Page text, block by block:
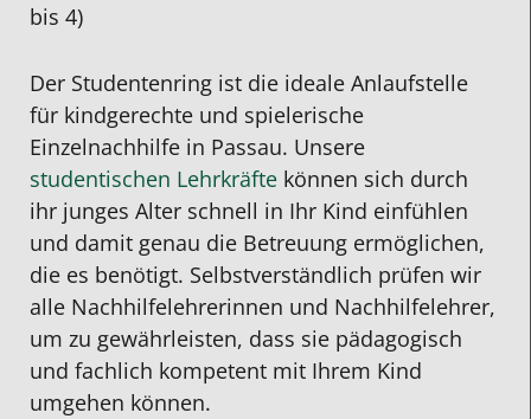
bis 4)
Der Studentenring ist die ideale Anlaufstelle
für kindgerechte und spielerische
Einzelnachhilfe in Passau. Unsere
studentischen Lehrkräfte können sich durch
ihr junges Alter schnell in Ihr Kind einfühlen
und damit genau die Betreuung ermöglichen,
die es benötigt. Selbstverständlich prüfen wir
alle Nachhilfelehrerinnen und Nachhilfelehrer,
um zu gewährleisten, dass sie pädagogisch
und fachlich kompetent mit Ihrem Kind
umgehen können.